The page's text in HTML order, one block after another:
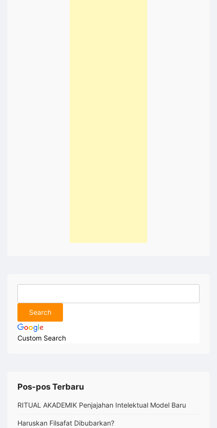
Custom Search
Pos-pos Terbaru
RITUAL AKADEMIK Penjajahan Intelektual Model Baru
Haruskan Filsafat Dibubarkan?